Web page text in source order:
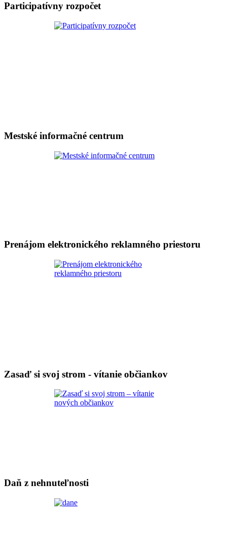
Participatívny rozpočet
Mestské informačné centrum
Prenájom elektronického reklamného priestoru
Zasaď si svoj strom - vítanie občiankov
Daň z nehnuteľnosti